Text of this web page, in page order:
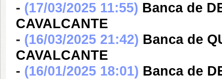
- (17/03/2025 11:55) Banca de
CAVALCANTE
- (16/03/2025 21:42) Banca de
CAVALCANTE
- (16/01/2025 18:01) Banca de